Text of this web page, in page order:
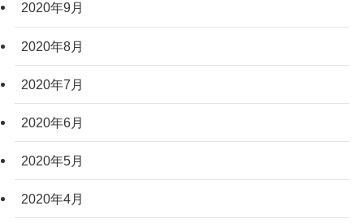
2020年9月
2020年8月
2020年7月
2020年6月
2020年5月
2020年4月